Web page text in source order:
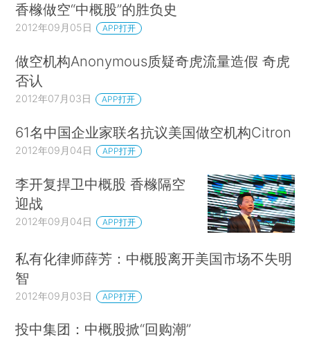
香橼做空“中概股”的胜负史
2012年09月05日 APP打开
做空机构Anonymous质疑奇虎流量造假 奇虎
否认
2012年07月03日 APP打开
61名中国企业家联名抗议美国做空机构Citron
2012年09月04日 APP打开
李开复捍卫中概股 香橼隔空
迎战
2012年09月04日 APP打开
私有化律师薛芳：中概股离开美国市场不失明
智
2012年09月03日 APP打开
投中集团：中概股掀“回购潮”